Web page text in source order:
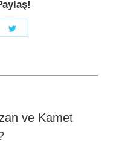
ve Kamet